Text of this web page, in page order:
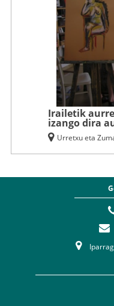
Irailetik
izango dira
Urretxu eta